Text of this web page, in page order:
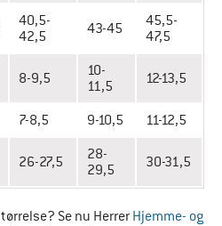
40,5-
42,5
43-45
45,5-
47,5
8-9,5
10-
11,5
12-13,5
7-8,5 9-10,5 11-12,5
26-27,5
28-
29,5
30-31,5
Se nu Herrer Hjemme- og